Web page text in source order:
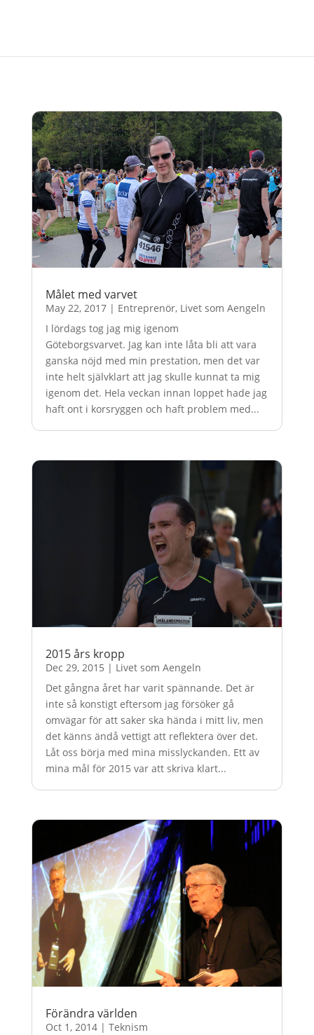
Målet med varvet
May 22, 2017| Entreprenör, Livet som Aengeln
I lördags tog jag mig igenom
Göteborgsvarvet. Jag kan inte låta bli att vara
ganska nöjd med min prestation, men det var
inte helt självklart att jag skulle kunnat ta mig
igenom det. Hela veckan innan loppet hade jag
haft ont i korsryggen och haft problem med...
2015 års kropp
Dec 29, 2015 | Livet som Aengeln
Det gångna året har varit spännande. Det är
inte så konstigt eftersom jag försöker gå
omvägar för att saker ska hända i mitt liv, men
det känns ändå vettigt att reflektera över det.
Låt oss börja med mina misslyckanden. Ett av
mina mål för 2015 var att skriva klart...
Förändra världen
Oct 1, 2014| Teknism